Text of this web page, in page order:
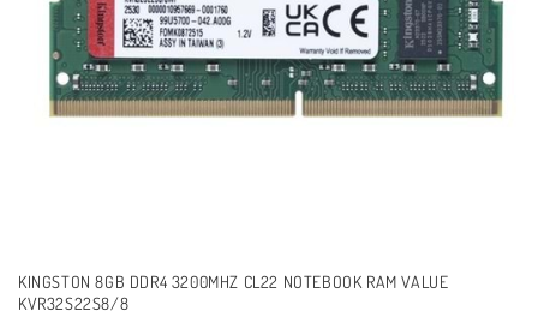
KINGSTON 8GB DDR4 3200MHZ CL22 NOTEBOOK RAM VALUE
KVR32S22S8/8